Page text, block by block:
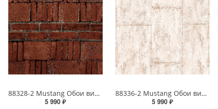
88328-2 Mustang Обои виниловые на бумажной основе 1.06*15.6
5 990 ₽
88336-2 Mustang Обои виниловые на бумажной основе 1.06*15.6
5 990 ₽